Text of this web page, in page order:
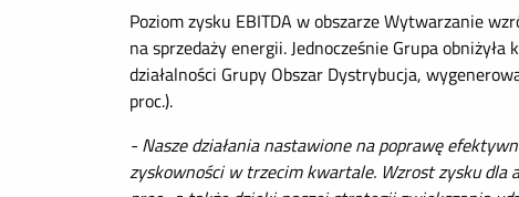
Poziom zysku EBITDA w obszarze Wytwarzanie
na sprzedaży energii. Jednocześnie Grupa
działalności Grupy Obszar Dystrybucja,
proc.).
- Nasze działania nastawione na poprawę
zyskowności w trzecim kwartale. Wzrost zysku dla